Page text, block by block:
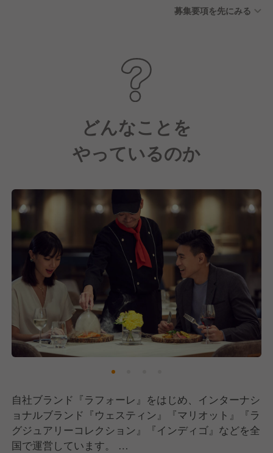
転勤休暇 ・育児休業 ※取得
募集要項を先にみる
どんなことを
やっているのか
自社ブランド『ラフォーレ』をはじめ、インターナシ
ョナルブランド『ウェスティン』『マリオット』『ラ
グジュアリーコレクション』『インディゴ』などを全
国で運営しています。